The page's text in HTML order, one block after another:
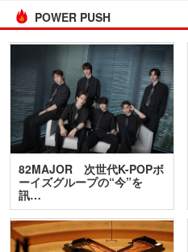
POWER PUSH
82MAJOR 次世代K-POPボ
ーイズグループの“今”を
訊…